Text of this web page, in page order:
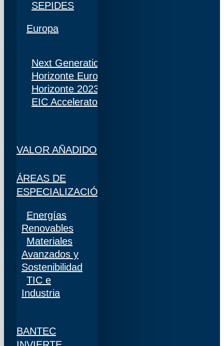
SEPIDES
Europa
Next Generation
Horizonte Europa
Horizonte 2023
EIC Accelerator
VALOR AÑADIDO
ÁREAS DE
ESPECIALIZACIÓN
Energías
Renovables
Materiales
Avanzados y
Sostenibilidad
TIC e
Industria
BANTEC